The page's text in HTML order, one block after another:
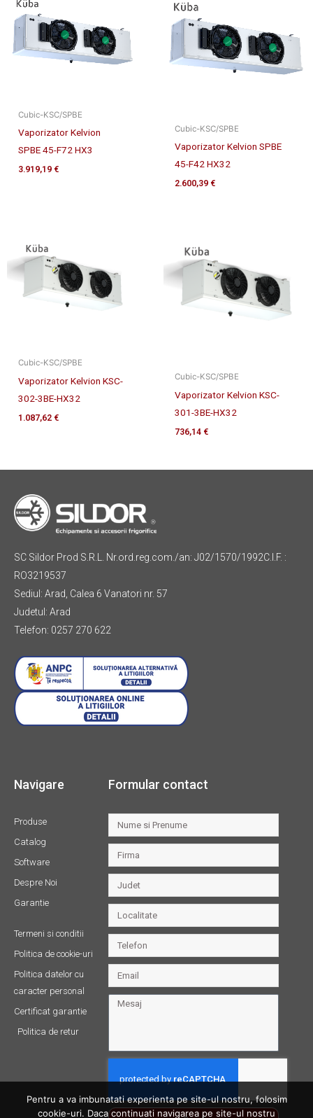
Cubic-KSC/SPBE
Vaporizator Kelvion
SPBE 45-F72 HX3
3.919,19 €
Cubic-KSC/SPBE
Vaporizator Kelvion SPBE
45-F42 HX32
2.600,39 €
Cubic-KSC/SPBE
Vaporizator Kelvion KSC-
302-3BE-HX32
1.087,62 €
Cubic-KSC/SPBE
Vaporizator Kelvion KSC-
301-3BE-HX32
736,14 €
SC Sildor Prod S.R.L. Nr.ord.reg.com./an: J02/1570/1992C.I.F. :
RO3219537
Sediul: Arad, Calea 6 Vanatori nr. 57
Judetul: Arad
Telefon: 0257 270 622
Navigare
Produse
Catalog
Software
Despre Noi
Garantie
Termeni si conditii
Politica de cookie-uri
Politica datelor cu
caracter personal
Certificat garantie
Politica de retur
Formular contact
Pentru a va imbunatati experienta pe site-ul nostru, folosim
cookie-uri. Daca continuati navigarea pe site-ul nostru